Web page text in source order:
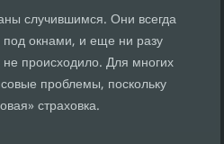
случившимся. Они всегда
окнами, и еще ни разу
происходило. Для многих
проблемы, поскольку
страховка.